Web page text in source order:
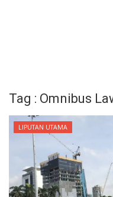
Tag : Omnibus
LIPUTAN UTAMA